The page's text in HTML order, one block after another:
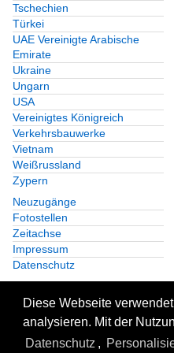
Tschechien
Türkei
UAE Vereinigte Arabische
Emirate
Ukraine
Ungarn
USA
Vereinigtes Königreich
Verkehrsbauwerke
Vietnam
Weißrussland
Zypern
Neuzugänge
Fotostellen
Zeitachse
Impressum
Datenschutz
Diese Webseite
analysieren. Mit der
Datenschutz ,